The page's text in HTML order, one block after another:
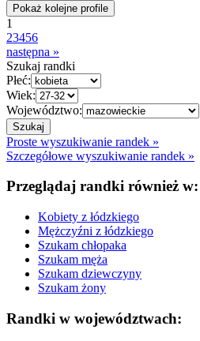
Pokaż kolejne profile
1
23456
następna »
Szukaj randki
Płeć:
Wiek:
Województwo:
Proste wyszukiwanie randek »
Szczegółowe wyszukiwanie randek »
Przeglądaj randki również w:
Kobiety z łódzkiego
Mężczyźni z łódzkiego
Szukam chłopaka
Szukam męża
Szukam dziewczyny
Szukam żony
Randki w województwach: